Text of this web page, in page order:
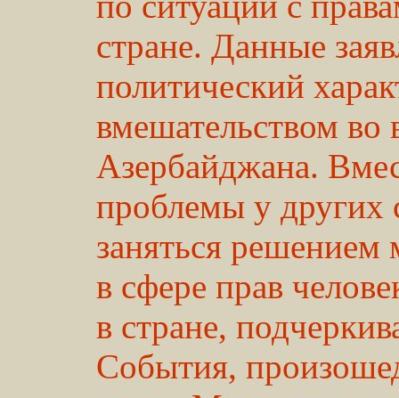
стране. Данные
политический
вмешательством во
Азербайджана.
проблемы у
заняться
в сфере прав
в стране,
События,